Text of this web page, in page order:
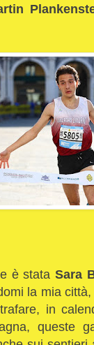
è stata Sara
la mia
in
queste